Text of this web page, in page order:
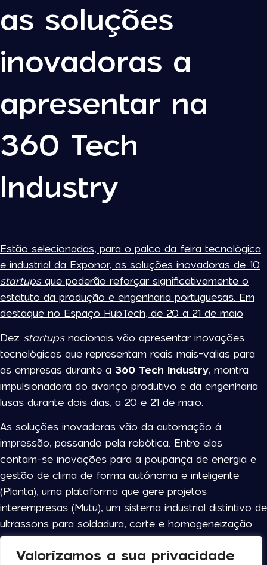
Valorizamos a sua privacidade
as soluções
inovadoras a
apresentar na
360 Tech
Industry
Estão selecionadas, para o palco da feira tecnológica
e industrial da Exponor, as soluções inovadoras de 10
startupsque poderão reforçar significativamente o
estatuto da produção e engenharia portuguesas. Em
destaque no Espaço HubTech, de 20 a 21 de maio
Dez startupsnacionais vão apresentar inovações
tecnológicas que representam reais mais-valias para
as empresas durante a 360 Tech Industry, montra
impulsionadora do avanço produtivo e da engenharia
lusas durante dois dias, a 20 e 21 de maio.
As soluções inovadoras vão da automação à
impressão, passando pela robótica. Entre elas
contam-se inovações para a poupança de energia e
gestão de clima de forma autónoma e inteligente
(Planta), uma plataforma que gere projetos
interempresas (Mutu), um sistema industrial distintivo de
ultrassons para soldadura, corte e homogeneização
de líquidos (Proximity Formula) – uma área dominada
por empresas alemãs, francesas e americanas -,